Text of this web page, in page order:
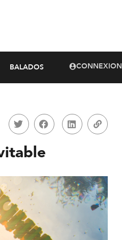
BALADOS CONNEXION